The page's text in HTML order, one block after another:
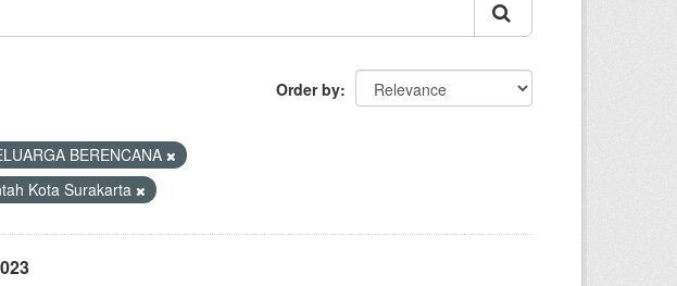
Order by
BERENCANA
Kota Surakarta